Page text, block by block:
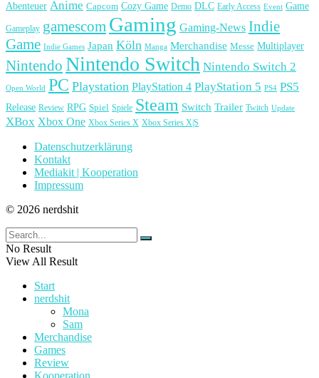
Abenteuer Anime Capcom Cozy Game Demo DLC Early Access Event Game
Gameplay gamescom Gaming Gaming-News Indie
Game Indie Games Japan Köln Manga Merchandise Messe Multiplayer
Nintendo Nintendo Switch Nintendo Switch 2
Open World PC Playstation PlayStation 4 PlayStation 5 PS4 PS5
Release Review RPG Spiel Spiele Steam Switch Trailer Twitch Update
XBox Xbox One Xbox Series X Xbox Series X|S
Datenschutzerklärung
Kontakt
Mediakit | Kooperation
Impressum
© 2026 nerdshit
No Result
View All Result
Start
nerdshit
Mona
Sam
Merchandise
Games
Review
Kooperation